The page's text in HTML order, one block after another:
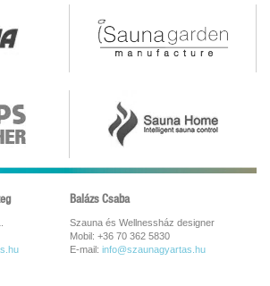
Balázs Csaba
Szauna és Wellnessház designer
Mobil: +36 70 362 5830
E-mail: info@szaunagyartas.hu